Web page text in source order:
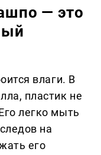
— это
влаги. В
пластик не
легко мыть
на
его